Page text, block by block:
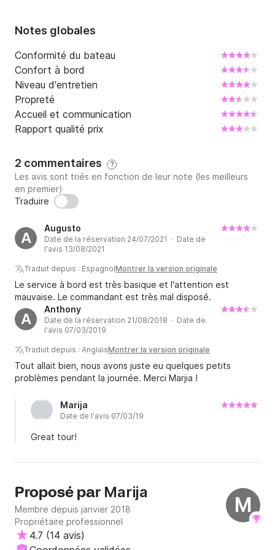
Réservoir d'eau : 600 L
Vitesse maximale : 33 nœuds
Vitesse de croisière : 25 nœuds
Équipements supplémentaires : climatisation (3),
pilote automatique, plateforme de bain avec douche,
bimini, propulseur d'étrave, table de cockpit, volets
électriques, réfrigérateur électrique, sondeur, flybridge,
LCD, radar, compteur de vitesse, propulseur arrière,
VHF.
Des prix:
Demi-journée (HD) : 1100,00 EUR
gazeuses, bière, vin blanc, café), l'équipement de
plongée en apnée, les serviettes SUP (paddle board),
les fruits, les collations, le service de transfert de
votre hébergement au lieu d'embarquement et retour,
l'assurance et le nettoyage final.
Extras obligatoires (paiement sur place) :
Carburant
Demi-journée (HD) : 300,00 EUR
Skipper: 150,00 EUR
aquatiques/Jet-Ski sur lesquels vous pourrez en savoir
à régler sur place.
La durée minimale de location est d'une demi-journée.
Notes globales
Conformité du bateau
Confort à bord
Niveau d'entretien
Propreté
Accueil et communication
Rapport qualité prix
2 commentaires ?
Les avis sont triés en fonction de leur note (les meilleurs
en premier)
Traduire
A
Augusto
Date de la réservation 24/07/2021 · Date de
l'avis 13/08/2021
Traduit depuis : EspagnolMontrer la version originale
Le service à bord est très basique et l'attention est
mauvaise. Le commandant est très mal disposé.
A
Anthony
Date de la réservation 21/08/2018 · Date de
l'avis 07/03/2019
Traduit depuis : AnglaisMontrer la version originale
Tout allait bien, nous avons juste eu quelques petits
problèmes pendant la journée. Merci Marjia !
Marija
Date de l'avis 07/03/19
Great tour!
M
Proposé par Marija
Membre depuis janvier 2018
Propriétaire professionnel
4.7 (14 avis)